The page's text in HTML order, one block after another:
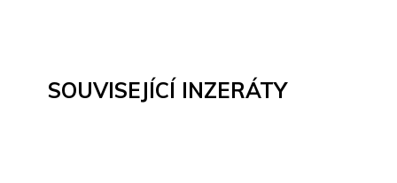
SOUVISEJÍCÍ INZERÁTY